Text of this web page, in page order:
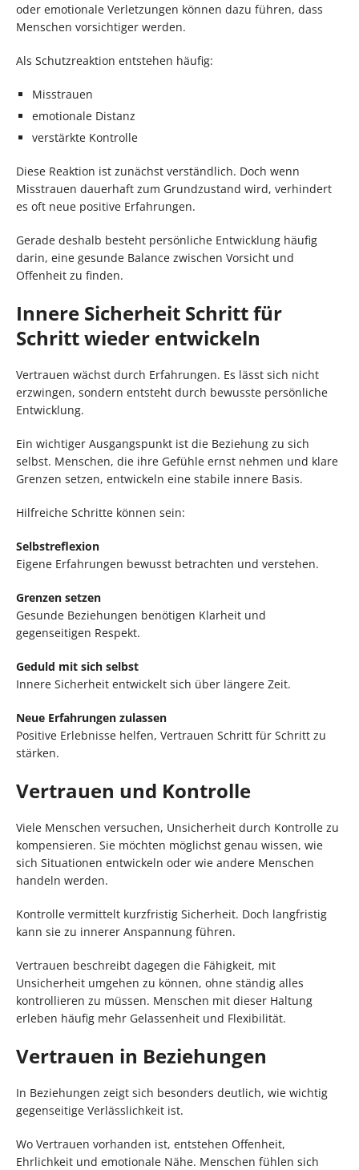
oder emotionale Verletzungen können dazu führen, dass
Menschen vorsichtiger werden.
Als Schutzreaktion entstehen häufig:
Misstrauen
emotionale Distanz
verstärkte Kontrolle
Diese Reaktion ist zunächst verständlich. Doch wenn
Misstrauen dauerhaft zum Grundzustand wird, verhindert
es oft neue positive Erfahrungen.
Gerade deshalb besteht persönliche Entwicklung häufig
darin, eine gesunde Balance zwischen Vorsicht und
Offenheit zu finden.
Innere Sicherheit Schritt für
Schritt wieder entwickeln
Vertrauen wächst durch Erfahrungen. Es lässt sich nicht
erzwingen, sondern entsteht durch bewusste persönliche
Entwicklung.
Ein wichtiger Ausgangspunkt ist die Beziehung zu sich
selbst. Menschen, die ihre Gefühle ernst nehmen und klare
Grenzen setzen, entwickeln eine stabile innere Basis.
Hilfreiche Schritte können sein:
Selbstreflexion
Eigene Erfahrungen bewusst betrachten und verstehen.
Grenzen setzen
Gesunde Beziehungen benötigen Klarheit und
gegenseitigen Respekt.
Geduld mit sich selbst
Innere Sicherheit entwickelt sich über längere Zeit.
Neue Erfahrungen zulassen
Positive Erlebnisse helfen, Vertrauen Schritt für Schritt zu
stärken.
Vertrauen und Kontrolle
Viele Menschen versuchen, Unsicherheit durch Kontrolle zu
kompensieren. Sie möchten möglichst genau wissen, wie
sich Situationen entwickeln oder wie andere Menschen
handeln werden.
Kontrolle vermittelt kurzfristig Sicherheit. Doch langfristig
kann sie zu innerer Anspannung führen.
Vertrauen beschreibt dagegen die Fähigkeit, mit
Unsicherheit umgehen zu können, ohne ständig alles
kontrollieren zu müssen. Menschen mit dieser Haltung
erleben häufig mehr Gelassenheit und Flexibilität.
Vertrauen in Beziehungen
In Beziehungen zeigt sich besonders deutlich, wie wichtig
gegenseitige Verlässlichkeit ist.
Wo Vertrauen vorhanden ist, entstehen Offenheit,
Ehrlichkeit und emotionale Nähe. Menschen fühlen sich